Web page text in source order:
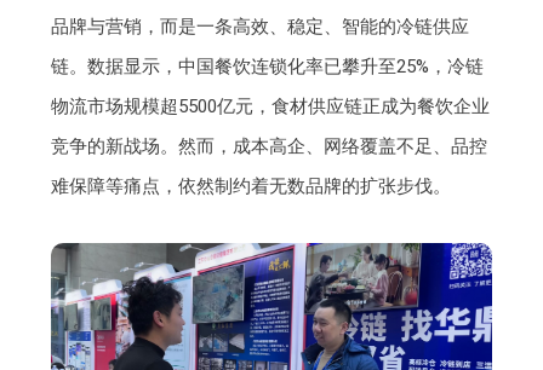
品牌与营销，而是一条高效、稳定、智能的冷链供应
链。数据显示，中国餐饮连锁化率已攀升至25%，冷链
物流市场规模超5500亿元，食材供应链正成为餐饮企业
竞争的新战场。然而，成本高企、网络覆盖不足、品控
难保障等痛点，依然制约着无数品牌的扩张步伐。